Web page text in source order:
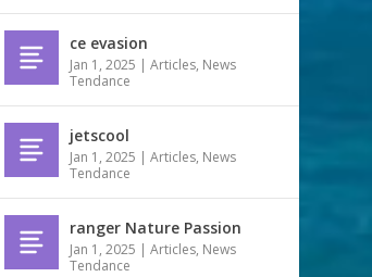
ce evasion
Jan 1, 2025 |Articles, News
Tendance
jetscool
Jan 1, 2025 |Articles, News
Tendance
ranger Nature Passion
Jan 1, 2025 |Articles, News
Tendance